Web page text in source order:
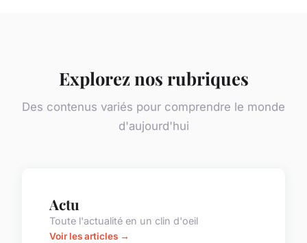
Explorez nos rubriques
Des contenus variés pour comprendre le monde
d'aujourd'hui
Actu
Toute l'actualité en un clin d'oeil
Voir les articles →